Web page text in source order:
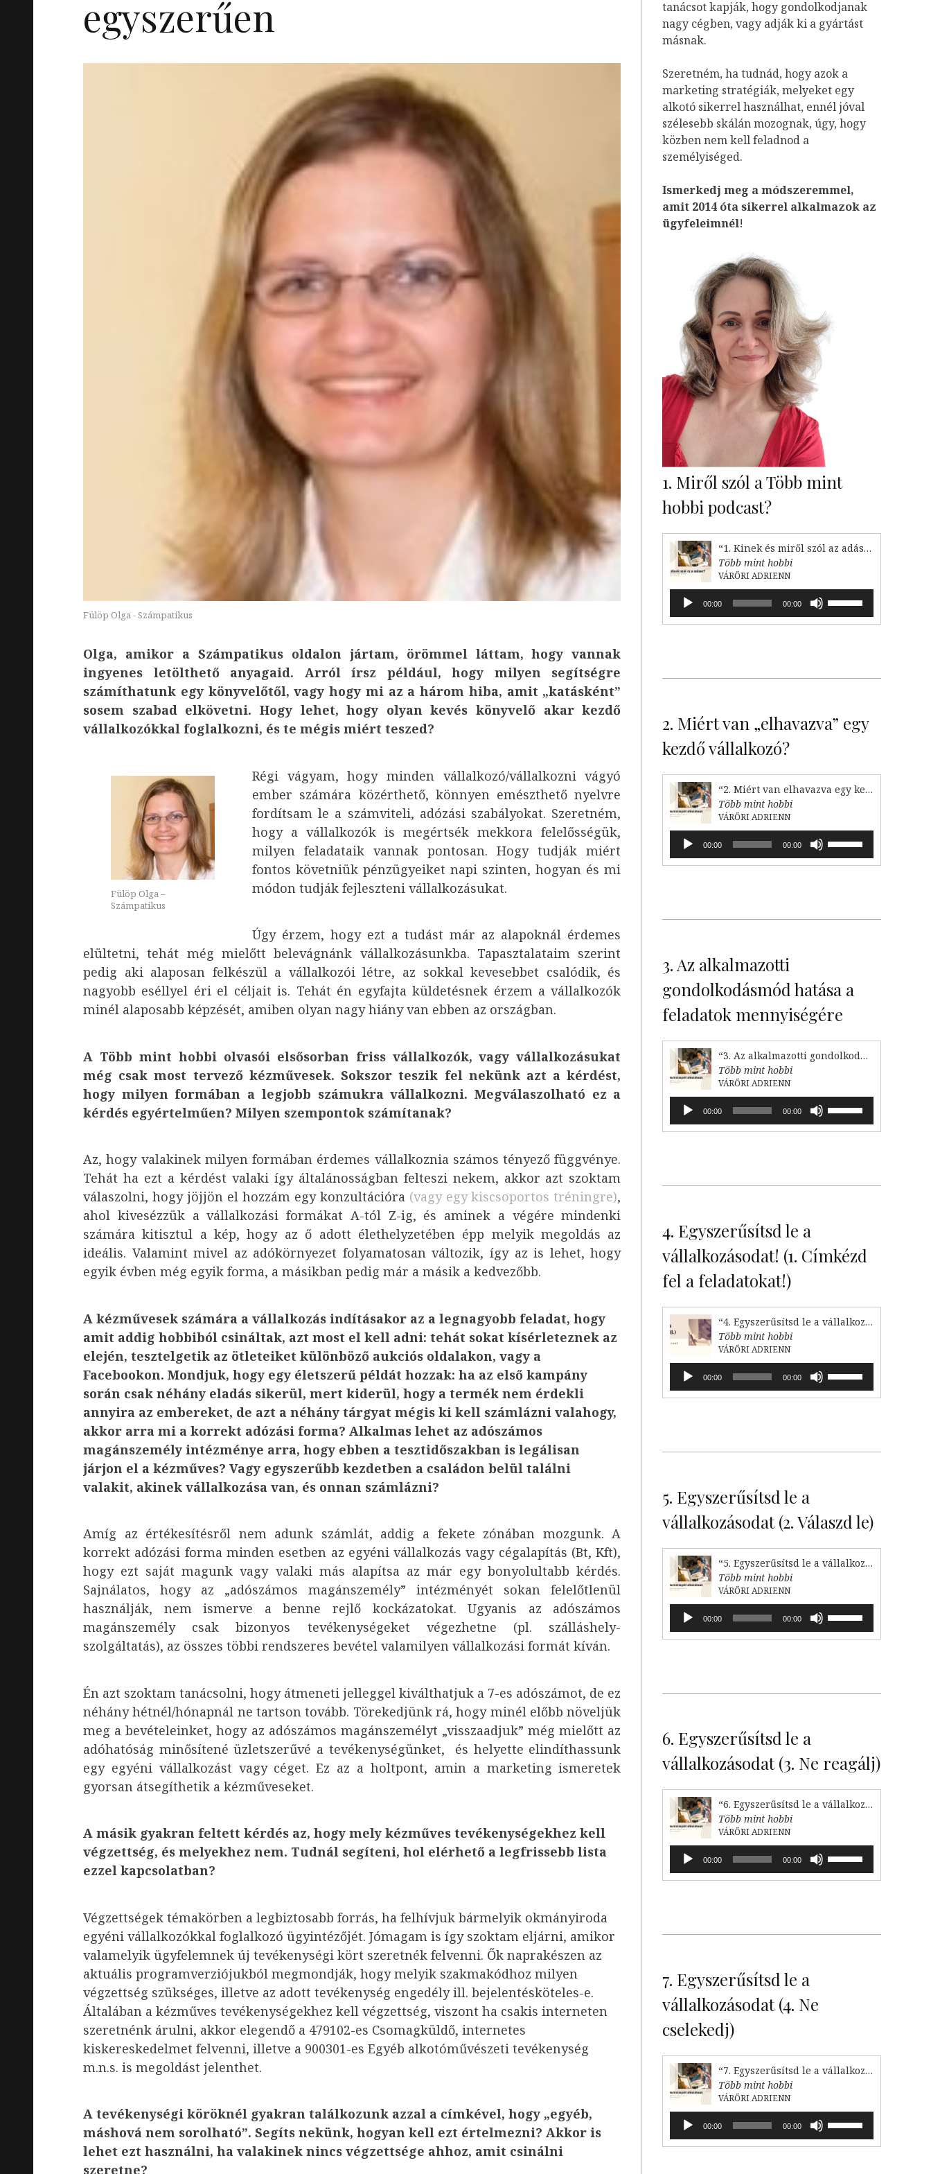
egyszerűen
Fülöp Olga - Számpatikus
Olga, amikor a Számpatikus oldalon jártam, örömmel láttam, hogy vannak
ingyenes letölthető anyagaid. Arról írsz például, hogy milyen segítségre
számíthatunk egy könyvelőtől, vagy hogy mi az a három hiba, amit „katásként”
sosem szabad elkövetni. Hogy lehet, hogy olyan kevés könyvelő akar kezdő
vállalkozókkal foglalkozni, és te mégis miért teszed?
Fülöp Olga –
Számpatikus
Régi vágyam, hogy minden vállalkozó/vállalkozni vágyó
ember számára közérthető, könnyen emészthető nyelvre
fordítsam le a számviteli, adózási szabályokat. Szeretném,
hogy a vállalkozók is megértsék mekkora felelősségük,
milyen feladataik vannak pontosan. Hogy tudják miért
fontos követniük pénzügyeiket napi szinten, hogyan és mi
módon tudják fejleszteni vállalkozásukat.
Úgy érzem, hogy ezt a tudást már az alapoknál érdemes
elültetni, tehát még mielőtt belevágnánk vállalkozásunkba. Tapasztalataim szerint
pedig aki alaposan felkészül a vállalkozói létre, az sokkal kevesebbet csalódik, és
nagyobb eséllyel éri el céljait is. Tehát én egyfajta küldetésnek érzem a vállalkozók
minél alaposabb képzését, amiben olyan nagy hiány van ebben az országban.
A Több mint hobbi olvasói elsősorban friss vállalkozók, vagy vállalkozásukat
még csak most tervező kézművesek. Sokszor teszik fel nekünk azt a kérdést,
hogy milyen formában a legjobb számukra vállalkozni. Megválaszolható ez a
kérdés egyértelműen? Milyen szempontok számítanak?
Az, hogy valakinek milyen formában érdemes vállalkoznia számos tényező függvénye.
Tehát ha ezt a kérdést valaki így általánosságban felteszi nekem, akkor azt szoktam
válaszolni, hogy jöjjön el hozzám egy konzultációra (vagy egy kiscsoportos tréningre),
ahol kivesézzük a vállalkozási formákat A-tól Z-ig, és aminek a végére mindenki
számára kitisztul a kép, hogy az ő adott élethelyzetében épp melyik megoldás az
ideális. Valamint mivel az adókörnyezet folyamatosan változik, így az is lehet, hogy
egyik évben még egyik forma, a másikban pedig már a másik a kedvezőbb.
A kézművesek számára a vállalkozás indításakor az a legnagyobb feladat, hogy
amit addig hobbiból csináltak, azt most el kell adni: tehát sokat kísérleteznek az
elején, tesztelgetik az ötleteiket különböző aukciós oldalakon, vagy a
Facebookon. Mondjuk, hogy egy életszerű példát hozzak: ha az első kampány
során csak néhány eladás sikerül, mert kiderül, hogy a termék nem érdekli
annyira az embereket, de azt a néhány tárgyat mégis ki kell számlázni valahogy,
akkor arra mi a korrekt adózási forma? Alkalmas lehet az adószámos
magánszemély intézménye arra, hogy ebben a tesztidőszakban is legálisan
járjon el a kézműves? Vagy egyszerűbb kezdetben a családon belül találni
valakit, akinek vállalkozása van, és onnan számlázni?
Amíg az értékesítésről nem adunk számlát, addig a fekete zónában mozgunk. A
korrekt adózási forma minden esetben az egyéni vállalkozás vagy cégalapítás (Bt, Kft),
hogy ezt saját magunk vagy valaki más alapítsa az már egy bonyolultabb kérdés.
Sajnálatos, hogy az „adószámos magánszemély” intézményét sokan felelőtlenül
használják, nem ismerve a benne rejlő kockázatokat. Ugyanis az adószámos
magánszemély csak bizonyos tevékenységeket végezhetne (pl. szálláshely-
szolgáltatás), az összes többi rendszeres bevétel valamilyen vállalkozási formát kíván.
Én azt szoktam tanácsolni, hogy átmeneti jelleggel kiválthatjuk a 7-es adószámot, de ez
néhány hétnél/hónapnál ne tartson tovább. Törekedjünk rá, hogy minél előbb növeljük
meg a bevételeinket, hogy az adószámos magánszemélyt „visszaadjuk” még mielőtt az
adóhatóság minősítené üzletszerűvé a tevékenységünket, és helyette elindíthassunk
egy egyéni vállalkozást vagy céget. Ez az a holtpont, amin a marketing ismeretek
gyorsan átsegíthetik a kézműveseket.
A másik gyakran feltett kérdés az, hogy mely kézműves tevékenységekhez kell
végzettség, és melyekhez nem. Tudnál segíteni, hol elérhető a legfrissebb lista
ezzel kapcsolatban?
Végzettségek témakörben a legbiztosabb forrás, ha felhívjuk bármelyik okmányiroda
egyéni vállalkozókkal foglalkozó ügyintézőjét. Jómagam is így szoktam eljárni, amikor
valamelyik ügyfelemnek új tevékenységi kört szeretnék felvenni. Ők naprakészen az
aktuális programverziójukból megmondják, hogy melyik szakmakódhoz milyen
végzettség szükséges, illetve az adott tevékenység engedély ill. bejelentésköteles-e.
Általában a kézműves tevékenységekhez kell végzettség, viszont ha csakis interneten
szeretnénk árulni, akkor elegendő a 479102-es Csomagküldő, internetes
kiskereskedelmet felvenni, illetve a 900301-es Egyéb alkotóművészeti tevékenység
m.n.s. is megoldást jelenthet.
A tevékenységi köröknél gyakran találkozunk azzal a címkével, hogy „egyéb,
máshová nem sorolható”. Segíts nekünk, hogyan kell ezt értelmezni? Akkor is
lehet ezt használni, ha valakinek nincs végzettsége ahhoz, amit csinálni
szeretne?
tanácsot kapják, hogy gondolkodjanak
nagy cégben, vagy adják ki a gyártást
másnak.
Szeretném, ha tudnád, hogy azok a
marketing stratégiák, melyeket egy
alkotó sikerrel használhat, ennél jóval
szélesebb skálán mozognak, úgy, hogy
közben nem kell feladnod a
személyiséged.
Ismerkedj meg a módszeremmel,
amit 2014 óta sikerrel alkalmazok az
ügyfeleimnél!
1. Miről szól a Több mint
hobbi podcast?
“1. Kinek és miről szól az adás?”
Több mint hobbi
VÁRŐRI ADRIENN
Audió
lejátszó00:00 00:00
hangerő
növeléséhez,
Fel/Le
használni.
2. Miért van „elhavazva” egy
kezdő vállalkozó?
“2. Miért van elhavazva egy kezdő vállalkozó?”
Több mint hobbi
VÁRŐRI ADRIENN
Audió
lejátszó00:00 00:00
hangerő
növeléséhez,
Fel/Le
3. Az alkalmazotti
gondolkodásmód hatása a
feladatok mennyiségére
“3. Az alkalmazotti gondolkodásmód hatása a feladataink mennyiségére”
Több mint hobbi
VÁRŐRI ADRIENN
Audió
lejátszó00:00 00:00
hangerő
növeléséhez,
Fel/Le
4. Egyszerűsítsd le a
vállalkozásodat! (1. Címkézd
fel a feladatokat!)
“4. Egyszerűsítsd le a vállalkozásodat (1. Címkézd fel!)”
Több mint hobbi
VÁRŐRI ADRIENN
Audió
lejátszó00:00 00:00
hangerő
növeléséhez,
Fel/Le
5. Egyszerűsítsd le a
vállalkozásodat (2. Válaszd le)
“5. Egyszerűsítsd le a vállalkozásodat! (2. Válaszd le)”
Több mint hobbi
VÁRŐRI ADRIENN
Audió
lejátszó00:00 00:00
hangerő
növeléséhez,
Fel/Le
6. Egyszerűsítsd le a
vállalkozásodat (3. Ne reagálj)
“6. Egyszerűsítsd le a vállalkozásodat (3. Ne reagálj)”
Több mint hobbi
VÁRŐRI ADRIENN
Audió
lejátszó00:00 00:00
hangerő
növeléséhez,
Fel/Le
7. Egyszerűsítsd le a
vállalkozásodat (4. Ne
cselekedj)
“7. Egyszerűsítsd le a vállalkozásodat (4. Ne cselekedj)”
Több mint hobbi
VÁRŐRI ADRIENN
Audió
lejátszó00:00 00:00
hangerő
növeléséhez,